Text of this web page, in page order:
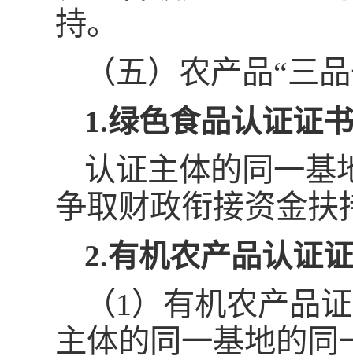
持。
（五）农产品“三
1.绿色食品认证证
认证主体的同一基
争取财政衔接资金扶
2.有机农产品认证
（1）有机农产品
主体的同一基地的